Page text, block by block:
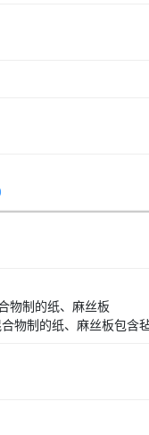
物制的纸、麻丝板
物制的纸、麻丝板包含